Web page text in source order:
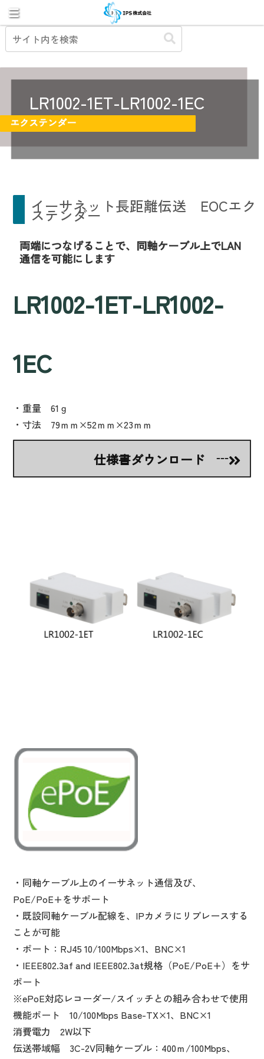
LR1002-1ET-LR1002-1EC
エクステンダー
イーサネット長距離伝送 EOCエク
ステンダー
両端につなげることで、同軸ケーブル上でLAN
通信を可能にします
LR1002-1ET-LR1002-
1EC
・重量 61ｇ
・寸法 79ｍｍ×52ｍｍ×23ｍｍ
仕様書ダウンロード
・同軸ケーブル上のイーサネット通信及び、
PoE/PoE+をサポート
・既設同軸ケーブル配線を、IPカメラにリプレースする
ことが可能
・ポート：RJ45 10/100Mbps×1、BNC×1
・IEEE802.3af and IEEE802.3at規格（PoE/PoE+）をサ
ポート
※ePoE対応レコーダー/スイッチとの組み合わせで使用
機能ポート 10/100Mbps Base-TX×1、BNC×1
消費電力 2W以下
伝送帯域幅 3C-2V同軸ケーブル：400ｍ/100Mbps、